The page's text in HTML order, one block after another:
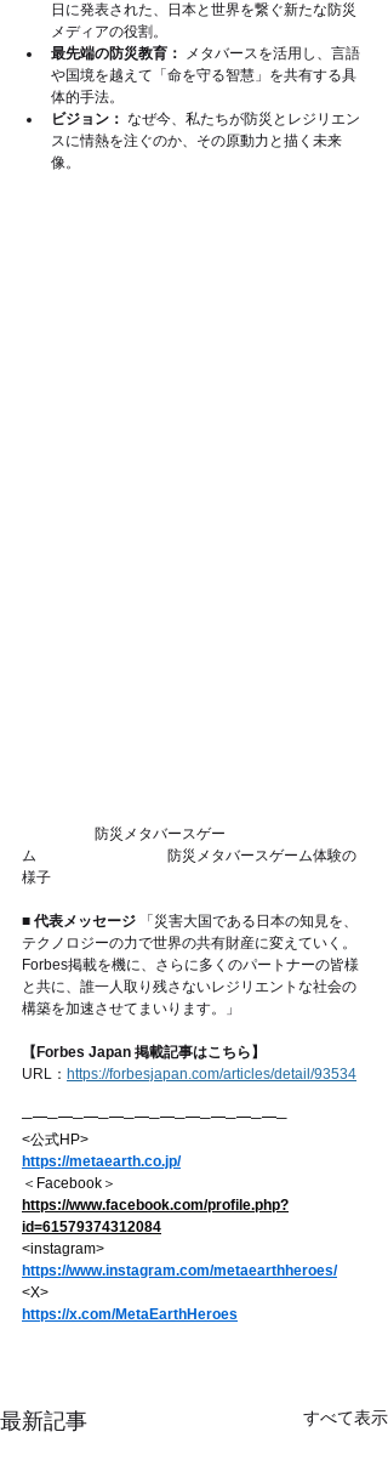
日に発表された、日本と世界を繋ぐ新たな防災
メディアの役割。
最先端の防災教育：
メタバースを活用し、言語
や国境を越えて「命を守る智慧」を共有する具
体的手法。
ビジョン： なぜ今、私たちが防災とレジリエン
スに情熱を注ぐのか、その原動力と描く未来
像。
防災メタバースゲー
ム　　　　　　　　　防災メタバースゲーム体験の
様子
■ 代表メッセージ 「災害大国である日本の知見を、
テクノロジーの力で世界の共有財産に変えていく。
Forbes掲載を機に、さらに多くのパートナーの皆様
と共に、誰一人取り残さないレジリエントな社会の
構築を加速させてまいります。」
【Forbes Japan 掲載記事はこちら】
URL： https://forbesjapan.com/articles/detail/93534
─━─━─━─━─━─━─━─━─━─━─
<公式HP>
https://metaearth.co.jp/
＜Facebook＞
https://www.facebook.com/profile.php?
id=61579374312084
<instagram>
https://www.instagram.com/metaearthheroes/
<X>
https://x.com/MetaEarthHeroes
最新記事 すべて表示